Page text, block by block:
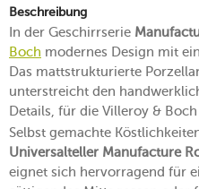
Beschreibung
In der Geschirrserie
Boch modernes Design mit
Das mattstrukturierte
unterstreicht den
Details, für die Villeroy &
Selbst gemachte
Universalteller Manufacture
eignet sich hervorragend für